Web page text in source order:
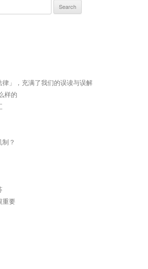
」，充满了我们的误读与误解
样的
？
重要